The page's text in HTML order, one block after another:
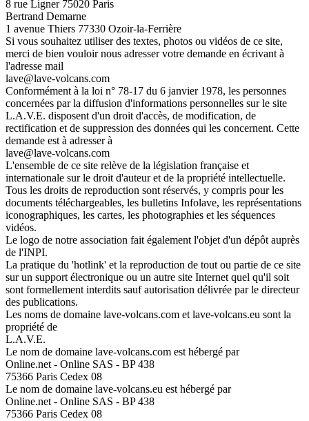
8 rue Ligner 75020 Paris
Bertrand Demarne
1 avenue Thiers 77330 Ozoir-la-Ferrière
Si vous souhaitez utiliser des textes, photos ou vidéos de ce site,
merci de bien vouloir nous adresser votre demande en écrivant à
l'adresse mail
lave@lave-volcans.com
Conformément à la loi n° 78-17 du 6 janvier 1978, les personnes
concernées par la diffusion d'informations personnelles sur le site
L.A.V.E. disposent d'un droit d'accès, de modification, de
rectification et de suppression des données qui les concernent. Cette
demande est à adresser à
lave@lave-volcans.com
L'ensemble de ce site relève de la législation française et
internationale sur le droit d'auteur et de la propriété intellectuelle.
Tous les droits de reproduction sont réservés, y compris pour les
documents téléchargeables, les bulletins Infolave, les représentations
iconographiques, les cartes, les photographies et les séquences
vidéos.
Le logo de notre association fait également l'objet d'un dépôt auprès
de l'INPI.
La pratique du 'hotlink' et la reproduction de tout ou partie de ce site
sur un support électronique ou un autre site Internet quel qu'il soit
sont formellement interdits sauf autorisation délivrée par le directeur
des publications.
Les noms de domaine lave-volcans.com et lave-volcans.eu sont la
propriété de
L.A.V.E.
Le nom de domaine lave-volcans.com est hébergé par
Online.net - Online SAS - BP 438
75366 Paris Cedex 08
Le nom de domaine lave-volcans.eu est hébergé par
Online.net - Online SAS - BP 438
75366 Paris Cedex 08